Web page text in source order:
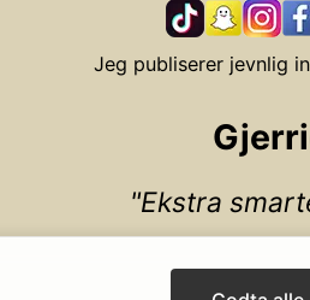
Jeg publiserer jevnlig
Ekstra